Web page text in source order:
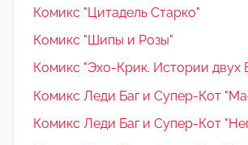
Комикс "Цитадель Старко"
Комикс "Шипы и Розы"
Комикс "Эхо-Крик. Истории двух
Комикс Леди Баг и Супер-Кот
Комикс Леди Баг и Супер-Кот